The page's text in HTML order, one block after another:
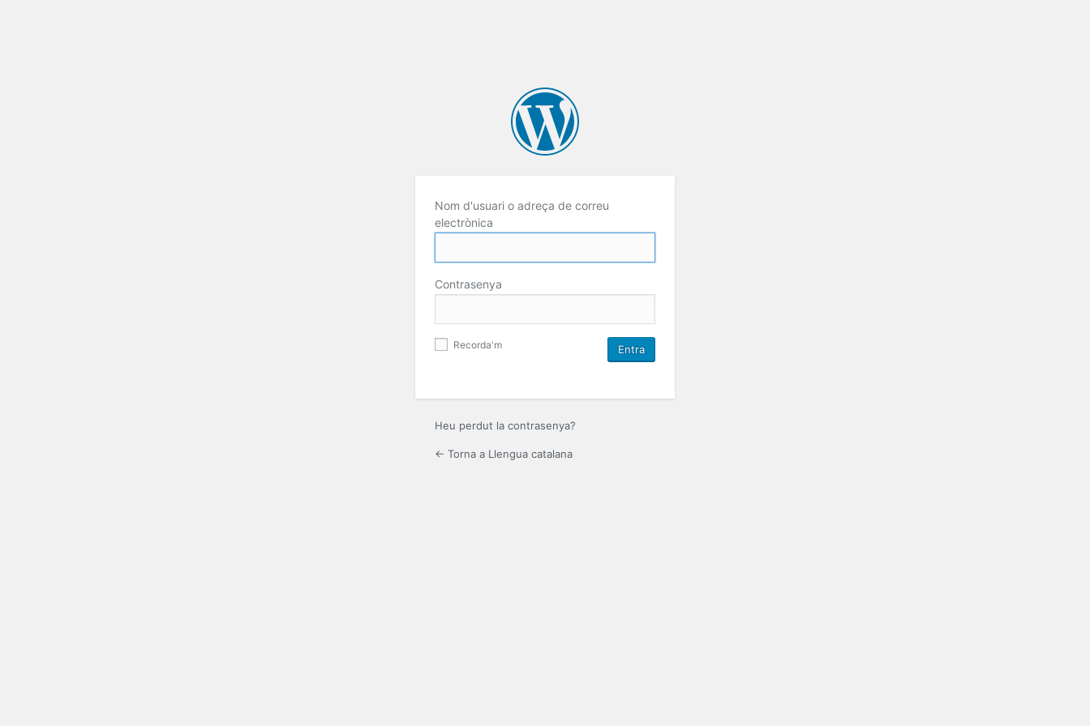
Nom d'usuari o adreça de correu
electrònica
Contrasenya
Recorda'm
Heu perdut la contrasenya?
← Torna a Llengua catalana